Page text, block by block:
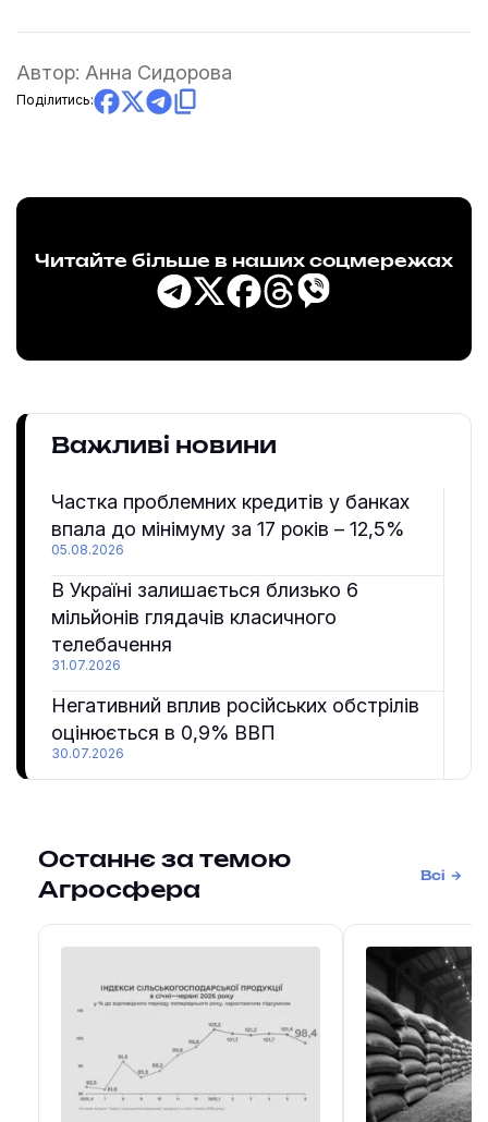
Автор: Анна Сидорова
Поділитись:
Читайте більше в наших соцмережах
Важливі новини
Частка проблемних кредитів у банках
впала до мінімуму за 17 років – 12,5%
05.08.2026
В Україні залишається близько 6
мільйонів глядачів класичного
телебачення
31.07.2026
Негативний вплив російських обстрілів
оцінюється в 0,9% ВВП
30.07.2026
Останнє за темою
Агросфера
Всі